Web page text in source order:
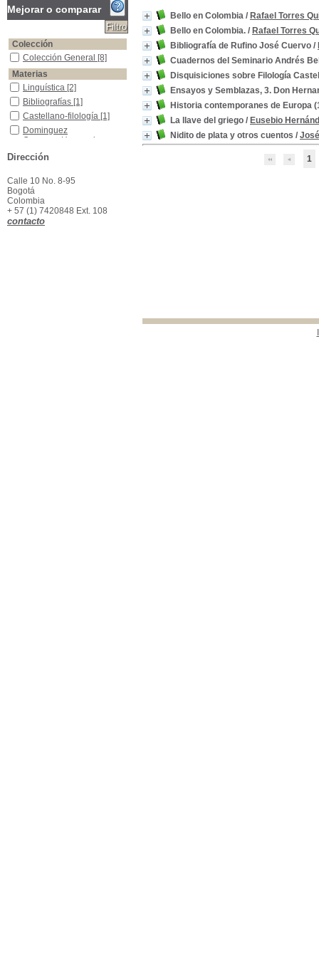
Bello en Colombia / Rafael Torres
Bello en Colombia. / Rafael Torres
Bibliografía de Rufino José Cuervo /
Cuadernos del Seminario Andrés
Disquisiciones sobre Filología
Ensayos y Semblazas, 3. Don
Historia contemporanes de Europa
La llave del griego / Eusebio
Nidito de plata y otros cuentos /
1
Mejorar o comparar
Colección
Colección General
Colección General [8]
Materias
Linguística
Linguística [2]
Bibliografías
Bibliografías [1]
Castellano-filología
Castellano-filología [1]
Dominguez Camargo,Hernando,(1606-1659)
Dominguez
Camargo,Hernando,
(1606-1659)
Ensayos, Conferencias, Etc.
Ensayos, Conferencias,
Europa -Historia, 1878 -1919
Europa -Historia, 1878
-1919
Filología
Filología[1]
Filología Castellana
Filología Castellana
Dirección
Calle 10 No. 8-95
Bogotá
Colombia
+ 57 (1) 7420848 Ext. 108
contacto